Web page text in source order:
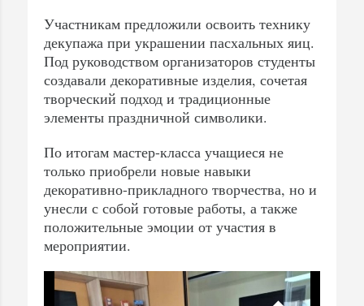
Участникам предложили освоить технику
декупажа при украшении пасхальных яиц.
Под руководством организаторов студенты
создавали декоративные изделия, сочетая
творческий подход и традиционные
элементы праздничной символики.
По итогам мастер-класса учащиеся не
только приобрели новые навыки
декоративно-прикладного творчества, но и
унесли с собой готовые работы, а также
положительные эмоции от участия в
мероприятии.